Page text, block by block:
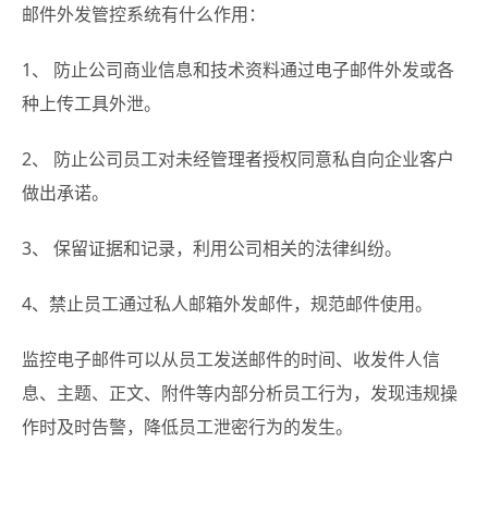
邮件外发管控系统有什么作用：
1、 防止公司商业信息和技术资料通过电子邮件外发或各
种上传工具外泄。
2、 防止公司员工对未经管理者授权同意私自向企业客户
做出承诺。
3、 保留证据和记录，利用公司相关的法律纠纷。
4、禁止员工通过私人邮箱外发邮件，规范邮件使用。
监控电子邮件可以从员工发送邮件的时间、收发件人信
息、主题、正文、附件等内部分析员工行为，发现违规操
作时及时告警，降低员工泄密行为的发生。